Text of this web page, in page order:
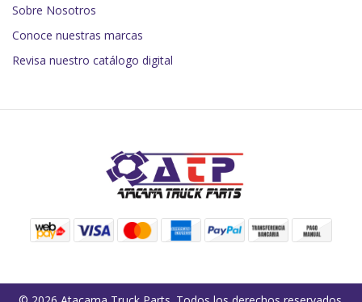
Sobre Nosotros
Conoce nuestras marcas
Revisa nuestro catálogo digital